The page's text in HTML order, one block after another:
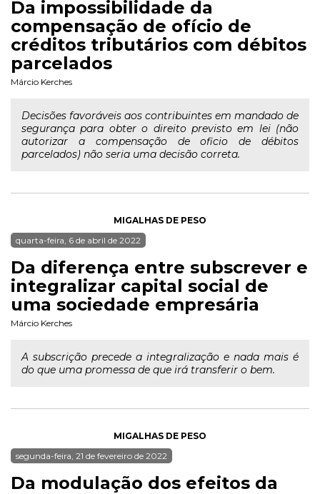
Da impossibilidade da
compensação de ofício de
créditos tributários com débitos
parcelados
Márcio Kerches
Decisões favoráveis aos contribuintes em mandado de
segurança para obter o direito previsto em lei (não
autorizar a compensação de oficio de débitos
parcelados) não seria uma decisão correta.
MIGALHAS DE PESO
quarta-feira, 6 de abril de 2022
Da diferença entre subscrever e
integralizar capital social de
uma sociedade empresária
Márcio Kerches
A subscrição precede a integralização e nada mais é
do que uma promessa de que irá transferir o bem.
MIGALHAS DE PESO
segunda-feira, 21 de fevereiro de 2022
Da modulação dos efeitos da